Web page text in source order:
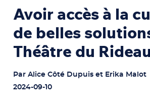
Avoir accès à la
de belles
Théâtre du
Par Alice Côté Dupuis et Erika Malot
2024-09-10